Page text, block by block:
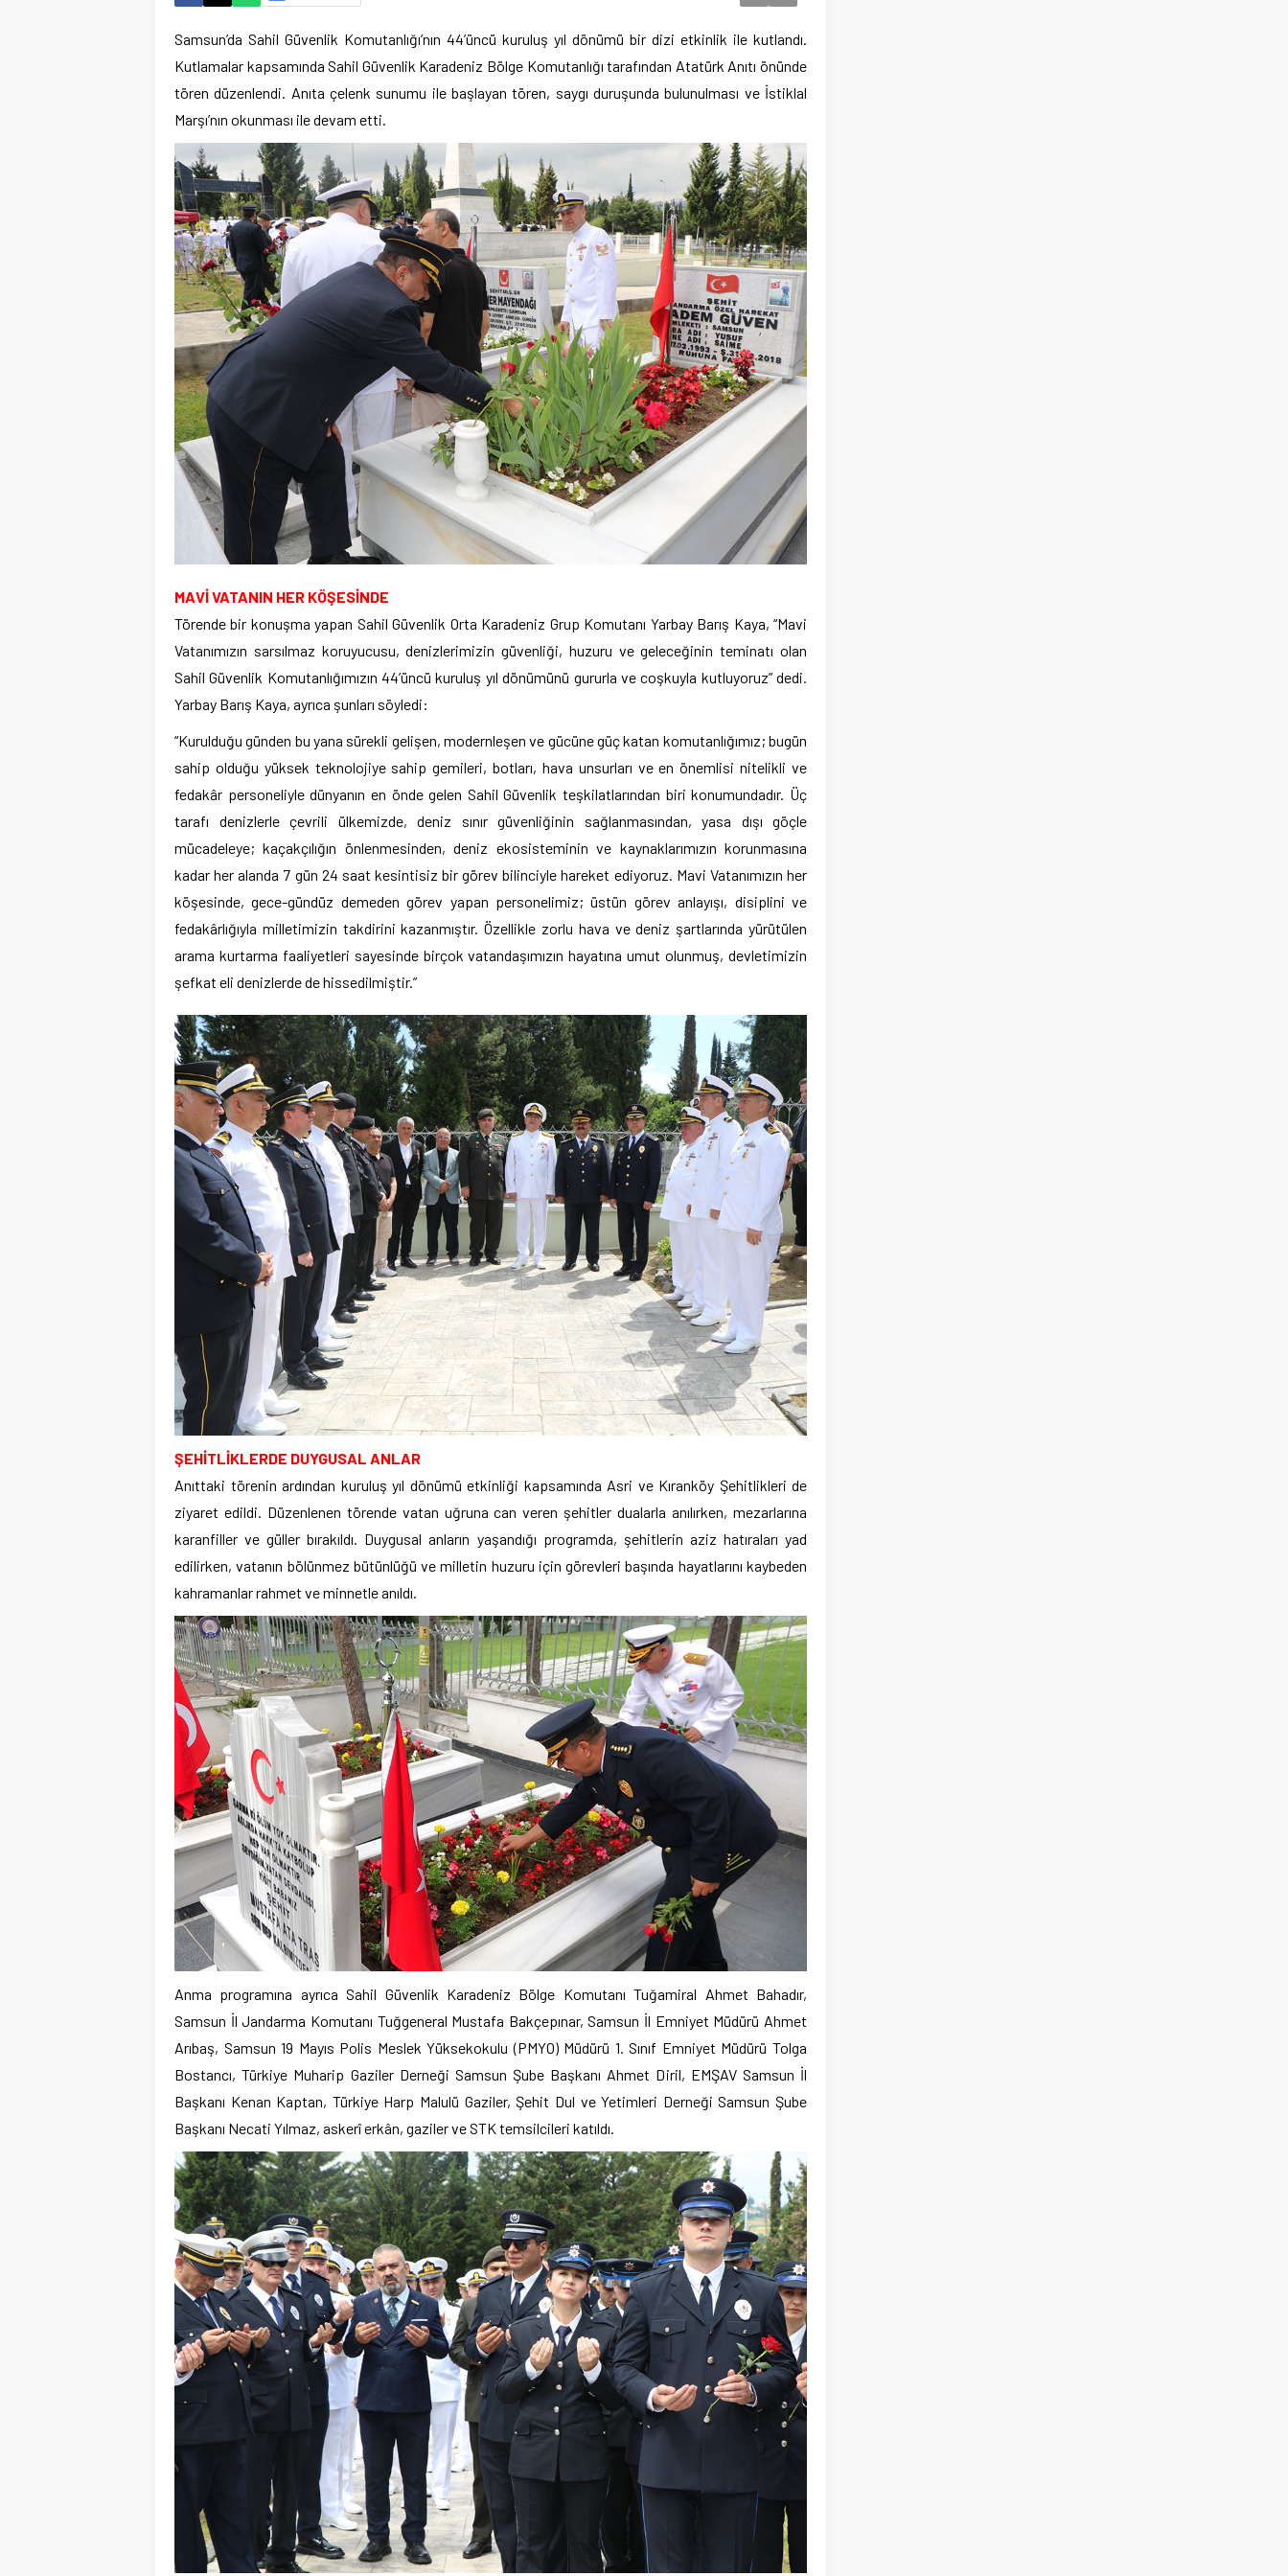
Samsun’da Sahil Güvenlik Komutanlığı’nın 44’üncü kuruluş yıl dönümü bir dizi etkinlik ile kutlandı.
Kutlamalar kapsamında Sahil Güvenlik Karadeniz Bölge Komutanlığı tarafından Atatürk Anıtı önünde
tören düzenlendi. Anıta çelenk sunumu ile başlayan tören, saygı duruşunda bulunulması ve İstiklal
Marşı’nın okunması ile devam etti.
MAVİ VATANIN HER KÖŞESİNDE
Törende bir konuşma yapan Sahil Güvenlik Orta Karadeniz Grup Komutanı Yarbay Barış Kaya, “Mavi
Vatanımızın sarsılmaz koruyucusu, denizlerimizin güvenliği, huzuru ve geleceğinin teminatı olan
Sahil Güvenlik Komutanlığımızın 44’üncü kuruluş yıl dönümünü gururla ve coşkuyla kutluyoruz” dedi.
Yarbay Barış Kaya, ayrıca şunları söyledi:
“Kurulduğu günden bu yana sürekli gelişen, modernleşen ve gücüne güç katan komutanlığımız; bugün
sahip olduğu yüksek teknolojiye sahip gemileri, botları, hava unsurları ve en önemlisi nitelikli ve
fedakâr personeliyle dünyanın en önde gelen Sahil Güvenlik teşkilatlarından biri konumundadır. Üç
tarafı denizlerle çevrili ülkemizde, deniz sınır güvenliğinin sağlanmasından, yasa dışı göçle
mücadeleye; kaçakçılığın önlenmesinden, deniz ekosisteminin ve kaynaklarımızın korunmasına
kadar her alanda 7 gün 24 saat kesintisiz bir görev bilinciyle hareket ediyoruz. Mavi Vatanımızın her
köşesinde, gece-gündüz demeden görev yapan personelimiz; üstün görev anlayışı, disiplini ve
fedakârlığıyla milletimizin takdirini kazanmıştır. Özellikle zorlu hava ve deniz şartlarında yürütülen
arama kurtarma faaliyetleri sayesinde birçok vatandaşımızın hayatına umut olunmuş, devletimizin
şefkat eli denizlerde de hissedilmiştir.”
ŞEHİTLİKLERDE DUYGUSAL ANLAR
Anıttaki törenin ardından kuruluş yıl dönümü etkinliği kapsamında Asri ve Kıranköy Şehitlikleri de
ziyaret edildi. Düzenlenen törende vatan uğruna can veren şehitler dualarla anılırken, mezarlarına
karanfiller ve güller bırakıldı. Duygusal anların yaşandığı programda, şehitlerin aziz hatıraları yad
edilirken, vatanın bölünmez bütünlüğü ve milletin huzuru için görevleri başında hayatlarını kaybeden
kahramanlar rahmet ve minnetle anıldı.
Anma programına ayrıca Sahil Güvenlik Karadeniz Bölge Komutanı Tuğamiral Ahmet Bahadır,
Samsun İl Jandarma Komutanı Tuğgeneral Mustafa Bakçepınar, Samsun İl Emniyet Müdürü Ahmet
Arıbaş, Samsun 19 Mayıs Polis Meslek Yüksekokulu (PMYO) Müdürü 1. Sınıf Emniyet Müdürü Tolga
Bostancı, Türkiye Muharip Gaziler Derneği Samsun Şube Başkanı Ahmet Diril, EMŞAV Samsun İl
Başkanı Kenan Kaptan, Türkiye Harp Malulü Gaziler, Şehit Dul ve Yetimleri Derneği Samsun Şube
Başkanı Necati Yılmaz, askerî erkân, gaziler ve STK temsilcileri katıldı.